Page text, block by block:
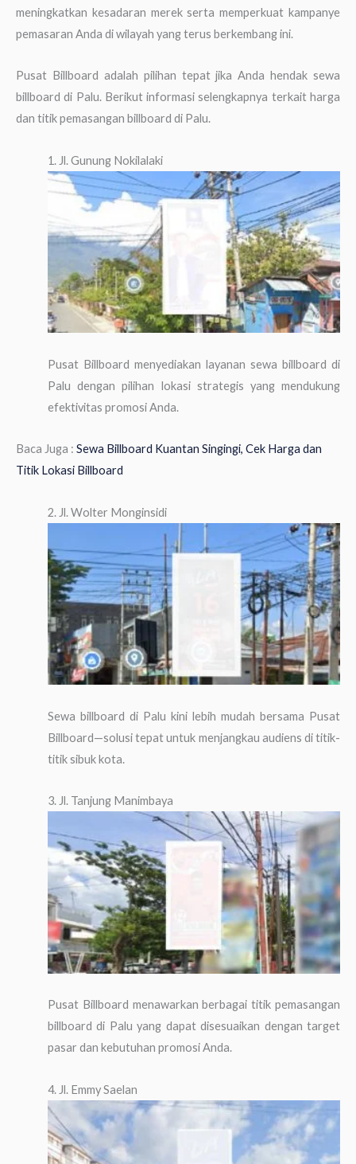
meningkatkan kesadaran merek serta memperkuat kampanye
pemasaran Anda di wilayah yang terus berkembang ini.
Pusat Billboard adalah pilihan tepat jika Anda hendak sewa
billboard di Palu. Berikut informasi selengkapnya terkait harga
dan titik pemasangan billboard di Palu.
1. Jl. Gunung Nokilalaki
Pusat Billboard menyediakan layanan sewa billboard di
Palu dengan pilihan lokasi strategis yang mendukung
efektivitas promosi Anda.
Baca Juga : Sewa Billboard Kuantan Singingi, Cek Harga dan
Titik Lokasi Billboard
2. Jl. Wolter Monginsidi
Sewa billboard di Palu kini lebih mudah bersama Pusat
Billboard—solusi tepat untuk menjangkau audiens di titik-
titik sibuk kota.
3. Jl. Tanjung Manimbaya
Pusat Billboard menawarkan berbagai titik pemasangan
billboard di Palu yang dapat disesuaikan dengan target
pasar dan kebutuhan promosi Anda.
4. Jl. Emmy Saelan